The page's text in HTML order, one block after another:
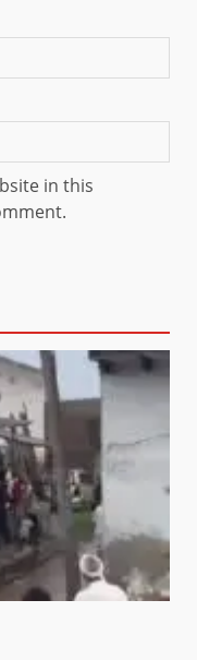
in this